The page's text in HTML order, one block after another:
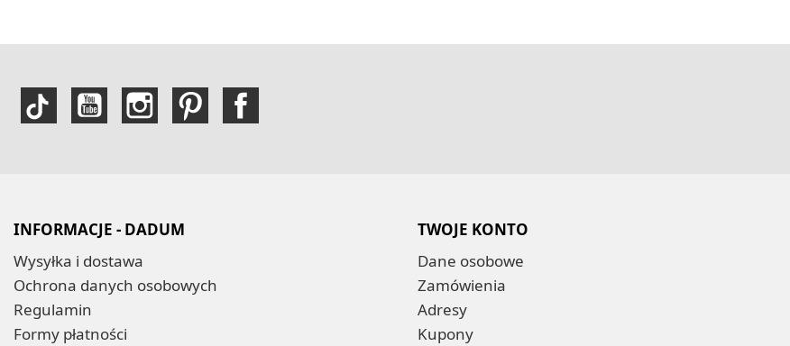
INFORMACJE - DADUM
Wysyłka i dostawa
Ochrona danych osobowych
Regulamin
Formy płatności
TWOJE KONTO
Dane osobowe
Zamówienia
Adresy
Kupony